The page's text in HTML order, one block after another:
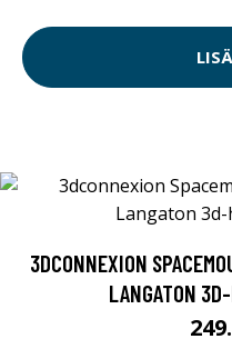
3DCONNEXION
LANGATON